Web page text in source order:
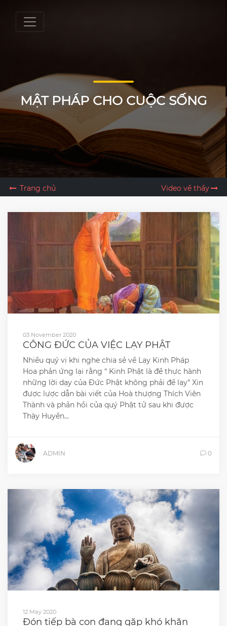
MẬT PHÁP CHO CUỘC SỐNG
Trang chủ Video về thầy
03 November 2020
CÔNG ĐỨC CỦA VIỆC LẠY PHẬT
Nhiều quý vị khi nghe chia sẻ về Lạy Kinh Pháp
Hoa phản ứng lại rằng “ Kinh Phật là để thực hành
những lời dạy của Đức Phật không phải để lạy” Xin
được lược dẫn bài viết của Hoà thượng Thích Viên
Thành và phản hồi của quý Phật tử sau khi được
Thày Huyền...
ADMIN 0
12 May 2020
Đón tiếp bà con đang gặp khó khăn